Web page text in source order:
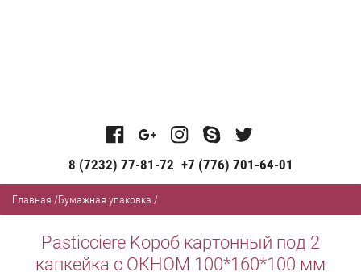
8 (7232) 77-81-72 +7 (776) 701-64-01
Главная /Бумажная упаковка /
Pasticciere Kороб картонный под 2
капкейка с ОКНОМ 100*160*100 мм